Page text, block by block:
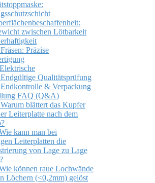
zwischen Lötbarkeit
Präzise
Qualitätsprüfung
& Verpackung
FAQ (Q&A)
blättert das Kupfer
Leiterplatte nach dem
kann man bei
Leiterplatten die
von Lage zu Lage
können raue Lochwände
Löchern (<0,2mm) gelöst